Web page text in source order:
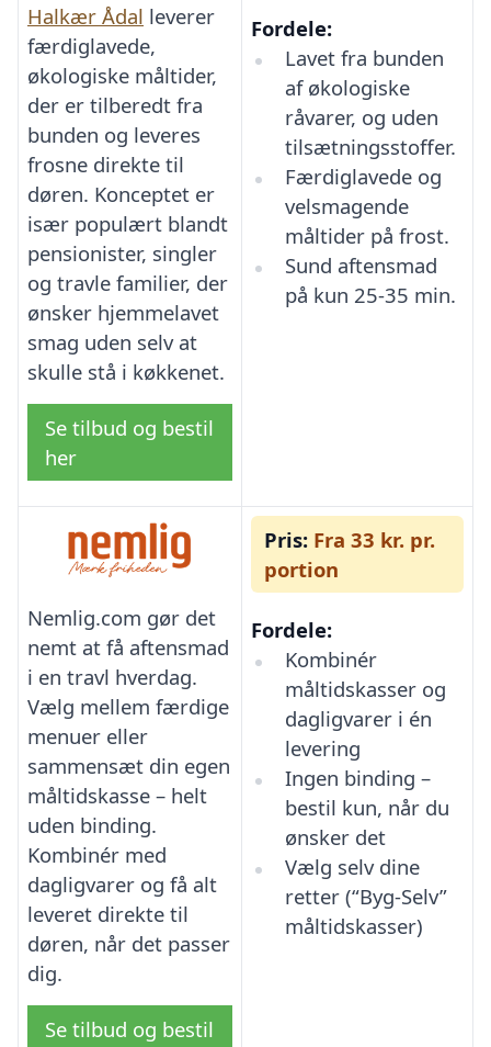
Halkær Ådal leverer
færdiglavede,
økologiske måltider,
der er tilberedt fra
bunden og leveres
frosne direkte til
døren. Konceptet er
især populært blandt
pensionister, singler
og travle familier, der
ønsker hjemmelavet
smag uden selv at
skulle stå i køkkenet.
Se tilbud og bestil
her
Fordele:
Lavet fra bunden
af økologiske
råvarer, og uden
tilsætningsstoffer.
Færdiglavede og
velsmagende
måltider på frost.
Sund aftensmad
på kun 25-35 min.
Nemlig.com gør det
nemt at få aftensmad
i en travl hverdag.
Vælg mellem færdige
menuer eller
sammensæt din egen
måltidskasse – helt
uden binding.
Kombinér med
dagligvarer og få alt
leveret direkte til
døren, når det passer
dig.
Se tilbud og bestil
Pris: Fra 33 kr. pr.
portion
Fordele:
Kombinér
måltidskasser og
dagligvarer i én
levering
Ingen binding –
bestil kun, når du
ønsker det
Vælg selv dine
retter (“Byg-Selv”
måltidskasser)